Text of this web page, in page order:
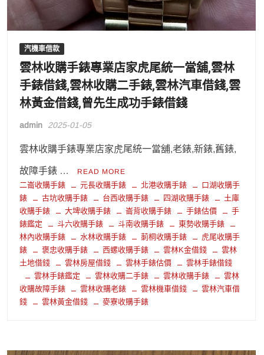
汽機車借款
雲林收購手錶專業店家虎尾統一當舖,雲林
手錶借錢,雲林收購二手錶,雲林汽車借錢,雲
林黃金借錢,曾先生成功手錶借錢
admin 2025-01-05
雲林收購手錶專業店家虎尾統一當舖,老錶,新錶,舊錶,
故障手錶 … READ MORE
二崙收購手錶 元長收購手錶 北港收購手錶
口湖收購手
錶
古坑收購手錶 台西收購手錶 四湖收購手錶
土庫
收購手錶
大埤收購手錶 崙背收購手錶 手錶估價
手
錶鑑定
斗六收購手錶 斗南收購手錶
東勢收購手錶
林內收購手錶
水林收購手錶 莿桐收購手錶
虎尾收購手
錶
褒忠收購手錶 西螺收購手錶 雲林K金借錢
雲林
土地借錢
雲林房屋借錢 雲林手錶估價
雲林手錶借錢
雲林手錶鑑定
雲林收購二手錶 雲林收購手錶
雲林
收購故障手錶
雲林收購老錶 雲林機車借錢
雲林汽車借
錢
雲林黃金借錢 麥寮收購手錶